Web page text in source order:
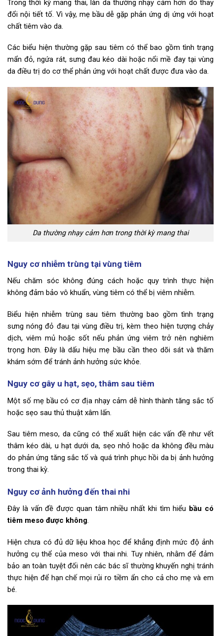
Trong thời kỳ mang thai, làn da thường nhạy cảm hơn do thay
đổi nội tiết tố. Vì vậy, mẹ bầu dễ gặp phản ứng dị ứng với hoạt
chất tiêm vào da.
Các biểu hiện thường gặp sau tiêm có thể bao gồm tình trạng
mẩn đỏ, ngứa rát, sưng đau kéo dài hoặc nổi mề đay tại vùng
da điều trị do cơ thể phản ứng với hoạt chất được đưa vào da.
Da thường nhạy cảm hơn trong thời kỳ mang thai
Nguy cơ nhiễm trùng tại vùng tiêm
Nếu chăm sóc không đúng cách hoặc quy trình thực hiện
không đảm bảo vô khuẩn, vùng tiêm có thể bị viêm nhiễm.
Biểu hiện nhiễm trùng sau tiêm thường bao gồm tình trạng
sưng nóng đỏ đau tại vùng điều trị, kèm theo hiện tượng chảy
dịch, viêm mủ hoặc sốt nếu phản ứng viêm trở nên nghiêm
trọng hơn. Đây là dấu hiệu mẹ bầu cần theo dõi sát và thăm
khám sớm để tránh ảnh hưởng sức khỏe.
Nguy cơ gây u hạt, sẹo, thâm sau tiêm
Một số mẹ bầu có cơ địa nhạy cảm dễ hình thành tăng sắc tố
hoặc sẹo sau thủ thuật xâm lấn.
Sau tiêm meso, da cũng có thể xuất hiện các vấn đề như vết
thâm kéo dài, u hạt dưới da, sẹo nhỏ hoặc da không đều màu
do phản ứng tăng sắc tố và quá trình phục hồi da bị ảnh hưởng
trong thai kỳ.
Nguy cơ ảnh hưởng đến thai nhi
Đây là vấn đề được quan tâm nhiều nhất khi tìm hiểu bầu có
tiêm meso được không.
Hiện chưa có đủ dữ liệu khoa học để khẳng định mức độ ảnh
hưởng cụ thể của meso với thai nhi. Tuy nhiên, nhằm để đảm
bảo an toàn tuyệt đối nên các bác sĩ thường khuyến nghị tránh
thực hiện để hạn chế mọi rủi ro tiềm ẩn cho cả cho mẹ và em
bé.